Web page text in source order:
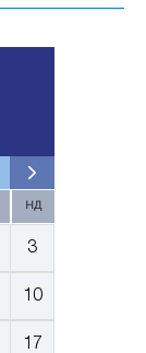
НД
3
10
17